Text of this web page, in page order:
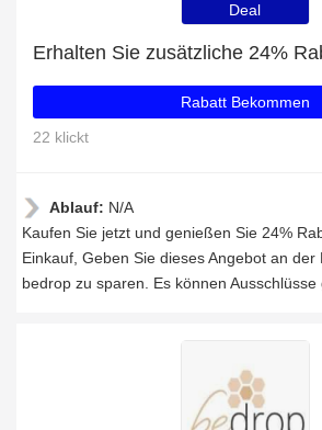
Deal
Rabatt Bekommen
22 klickt
Ablauf: N/A
Kaufen Sie jetzt und genießen Sie 24%
Einkauf, Geben Sie dieses Angebot an
bedrop zu sparen. Es können Ausschlüsse